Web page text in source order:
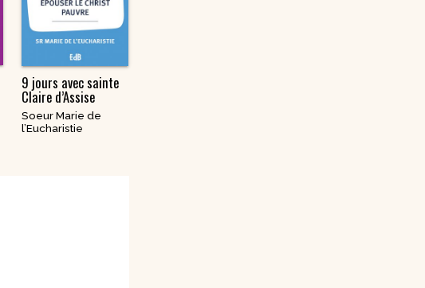
9 jours avec sainte
Claire d’Assise
Soeur Marie de
l’Eucharistie